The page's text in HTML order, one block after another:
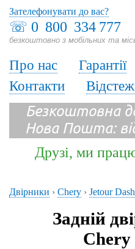
☏ 0 800 334 777
безкоштовно з мобільних та
Зателефонувати до вас?
Про нас Гарантії
Контакти
Безкоштовна
Нова Пошта:
Друзі, ми
Двірники › Chery › Jetour
Задній
Chery